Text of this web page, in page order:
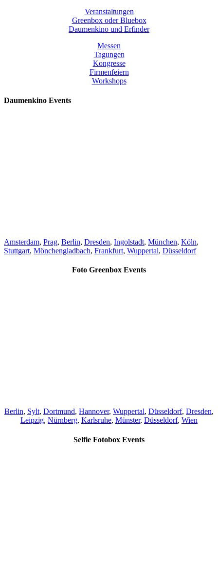
Veranstaltungen
Greenbox oder Bluebox
Daumenkino und Erfinder
Messen
Tagungen
Kongresse
Firmenfeiern
Workshops
Daumenkino Events
Amsterdam, Prag, Berlin, Dresden, Ingolstadt, München, Köln,
Stuttgart, Mönchengladbach, Frankfurt, Wuppertal, Düsseldorf
Foto Greenbox Events
Berlin, Sylt, Dortmund, Hannover, Wuppertal, Düsseldorf, Dresden,
Leipzig, Nürnberg, Karlsruhe, Münster, Düsseldorf, Wien
Selfie Fotobox Events